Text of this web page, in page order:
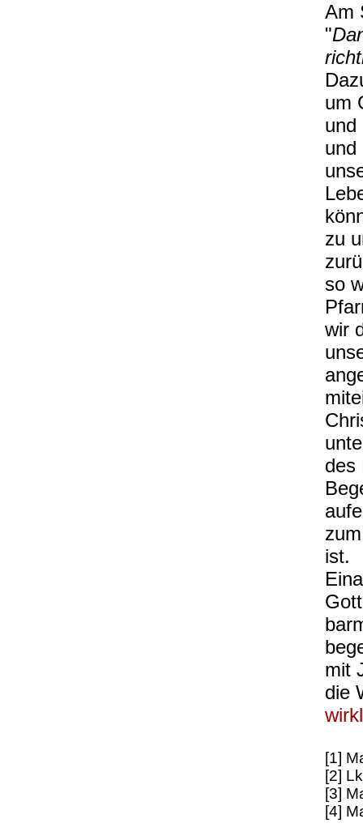
Am
"
um
und
und
zu
so
wir
des
ist.
mit
die
[1]
[2]
[3]
[4]